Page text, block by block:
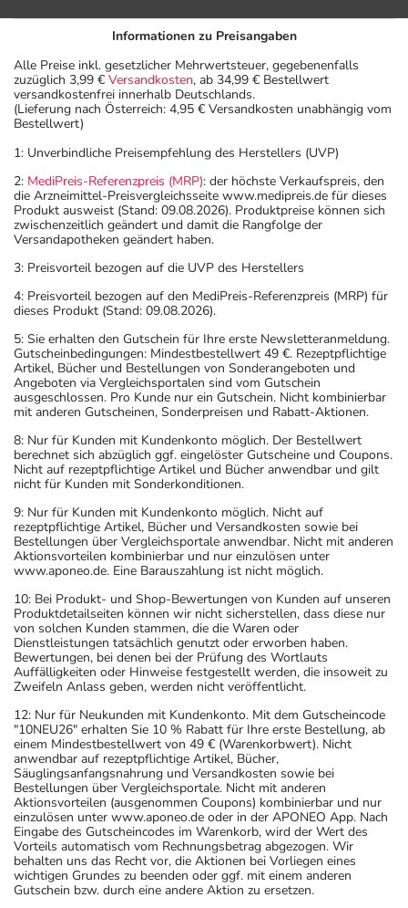
Informationen zu Preisangaben
Alle Preise inkl. gesetzlicher Mehrwertsteuer, gegebenenfalls
zuzüglich 3,99 € Versandkosten, ab 34,99 € Bestellwert
versandkostenfrei innerhalb Deutschlands.
(Lieferung nach Österreich: 4,95 € Versandkosten unabhängig vom
Bestellwert)
1: Unverbindliche Preisempfehlung des Herstellers (UVP)
2: MediPreis-Referenzpreis (MRP): der höchste Verkaufspreis, den
die Arzneimittel-Preisvergleichsseite www.medipreis.de für dieses
Produkt ausweist (Stand: 09.08.2026). Produktpreise können sich
zwischenzeitlich geändert und damit die Rangfolge der
Versandapotheken geändert haben.
3: Preisvorteil bezogen auf die UVP des Herstellers
4: Preisvorteil bezogen auf den MediPreis-Referenzpreis (MRP) für
dieses Produkt (Stand: 09.08.2026).
5: Sie erhalten den Gutschein für Ihre erste Newsletteranmeldung.
Gutscheinbedingungen: Mindestbestellwert 49 €. Rezeptpflichtige
Artikel, Bücher und Bestellungen von Sonderangeboten und
Angeboten via Vergleichsportalen sind vom Gutschein
ausgeschlossen. Pro Kunde nur ein Gutschein. Nicht kombinierbar
mit anderen Gutscheinen, Sonderpreisen und Rabatt-Aktionen.
8: Nur für Kunden mit Kundenkonto möglich. Der Bestellwert
berechnet sich abzüglich ggf. eingelöster Gutscheine und Coupons.
Nicht auf rezeptpflichtige Artikel und Bücher anwendbar und gilt
nicht für Kunden mit Sonderkonditionen.
9: Nur für Kunden mit Kundenkonto möglich. Nicht auf
rezeptpflichtige Artikel, Bücher und Versandkosten sowie bei
Bestellungen über Vergleichsportale anwendbar. Nicht mit anderen
Aktionsvorteilen kombinierbar und nur einzulösen unter
www.aponeo.de. Eine Barauszahlung ist nicht möglich.
10: Bei Produkt- und Shop-Bewertungen von Kunden auf unseren
Produktdetailseiten können wir nicht sicherstellen, dass diese nur
von solchen Kunden stammen, die die Waren oder
Dienstleistungen tatsächlich genutzt oder erworben haben.
Bewertungen, bei denen bei der Prüfung des Wortlauts
Auffälligkeiten oder Hinweise festgestellt werden, die insoweit zu
Zweifeln Anlass geben, werden nicht veröffentlicht.
12: Nur für Neukunden mit Kundenkonto. Mit dem Gutscheincode
"10NEU26" erhalten Sie 10 % Rabatt für Ihre erste Bestellung, ab
einem Mindestbestellwert von 49 € (Warenkorbwert). Nicht
anwendbar auf rezeptpflichtige Artikel, Bücher,
Säuglingsanfangsnahrung und Versandkosten sowie bei
Bestellungen über Vergleichsportale. Nicht mit anderen
Aktionsvorteilen (ausgenommen Coupons) kombinierbar und nur
einzulösen unter www.aponeo.de oder in der APONEO App. Nach
Eingabe des Gutscheincodes im Warenkorb, wird der Wert des
Vorteils automatisch vom Rechnungsbetrag abgezogen. Wir
behalten uns das Recht vor, die Aktionen bei Vorliegen eines
wichtigen Grundes zu beenden oder ggf. mit einem anderen
Gutschein bzw. durch eine andere Aktion zu ersetzen.